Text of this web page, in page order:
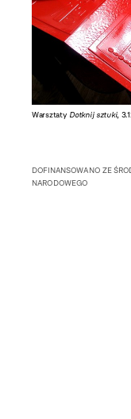
Warsztaty Dotknij sztuki,
DOFINANSOWANO ZE
NARODOWEGO